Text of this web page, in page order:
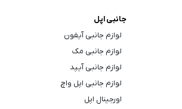
جانبی اپل
لوازم جانبی آیفون
لوازم جانبی مک
لوازم جانبی آیپد
لوازم جانبی اپل واچ
اورجینال اپل